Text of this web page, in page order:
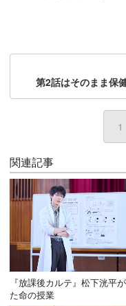
第2話はそのまま保
1
関連記事
『放課後カルテ』松下洸平
た命の授業